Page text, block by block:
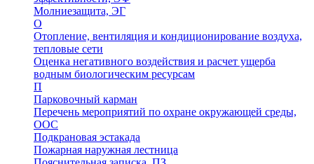
Молниезащита, ЭГ
О
Отопление, вентиляция и кондиционирование воздуха,
тепловые сети
Оценка негативного воздействия и расчет ущерба
водным биологическим ресурсам
П
Парковочный карман
Перечень мероприятий по охране окружающей среды,
ООС
Подкрановая эстакада
Пожарная наружная лестница